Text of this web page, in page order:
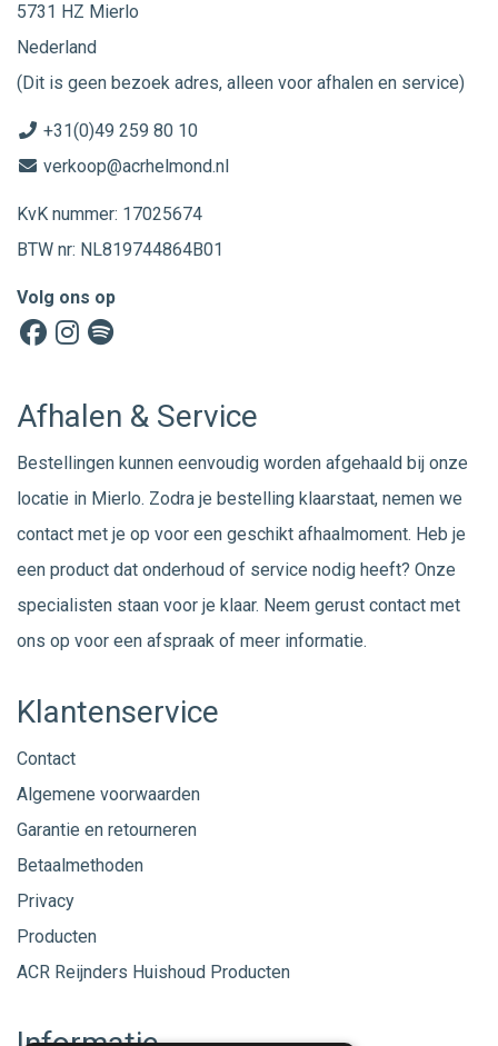
5731 HZ Mierlo
Nederland
(Dit is geen bezoek adres, alleen voor afhalen en service)
+31(0)49 259 80 10
verkoop@acrhelmond.nl
KvK nummer: 17025674
BTW nr: NL819744864B01
Volg ons op
Afhalen & Service
Bestellingen kunnen eenvoudig worden afgehaald bij onze
locatie in Mierlo. Zodra je bestelling klaarstaat, nemen we
contact met je op voor een geschikt afhaalmoment. Heb je
een product dat onderhoud of service nodig heeft? Onze
specialisten staan voor je klaar. Neem gerust contact met
ons op voor een afspraak of meer informatie.
Klantenservice
Contact
Algemene voorwaarden
Garantie en retourneren
Betaalmethoden
Privacy
Producten
ACR Reijnders Huishoud Producten